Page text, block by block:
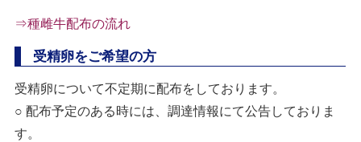
⇒種雌牛配布の流れ
受精卵をご希望の方
受精卵について不定期に配布をしております。
○ 配布予定のある時には、調達情報にて公告しておりま
す。